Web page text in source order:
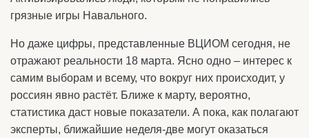
грязные игры Навального.
Но даже цифры, представленные ВЦИОМ сегодня, не
отражают реальности 18 марта. Ясно одно – интерес к
самим выборам и всему, что вокруг них происходит, у
россиян явно растёт. Ближе к марту, вероятно,
статистика даст новые показатели. А пока, как полагают
эксперты, ближайшие неделя-две могут оказаться